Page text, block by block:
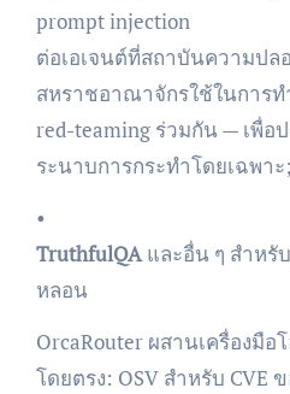
prompt injection
ต่อเอเจนต์ที่สถาบันความปล
สหราชอาณาจักรใช้ในการท
red-teaming ร่วมกัน — เพื่อ
ระนาบการกระทำโดยเฉพาะ;
•
TruthfulQAและอื่น ๆ สำหรั
หลอน
OrcaRouter ผสานเครื่องมือ
โดยตรง: OSV สำหรับ CVE